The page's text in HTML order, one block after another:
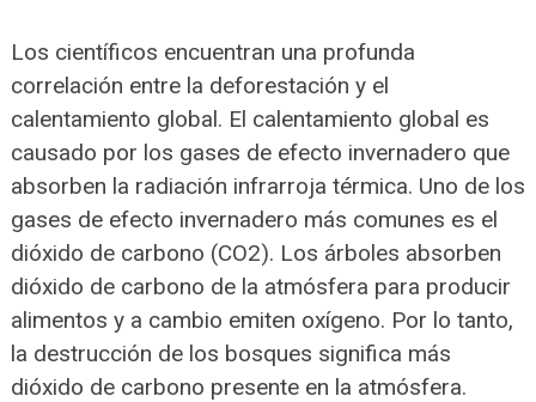
Los científicos encuentran una profunda
correlación entre la deforestación y el
calentamiento global. El calentamiento global es
causado por los gases de efecto invernadero que
absorben la radiación infrarroja térmica. Uno de los
gases de efecto invernadero más comunes es el
dióxido de carbono (CO2). Los árboles absorben
dióxido de carbono de la atmósfera para producir
alimentos y a cambio emiten oxígeno. Por lo tanto,
la destrucción de los bosques significa más
dióxido de carbono presente en la atmósfera.